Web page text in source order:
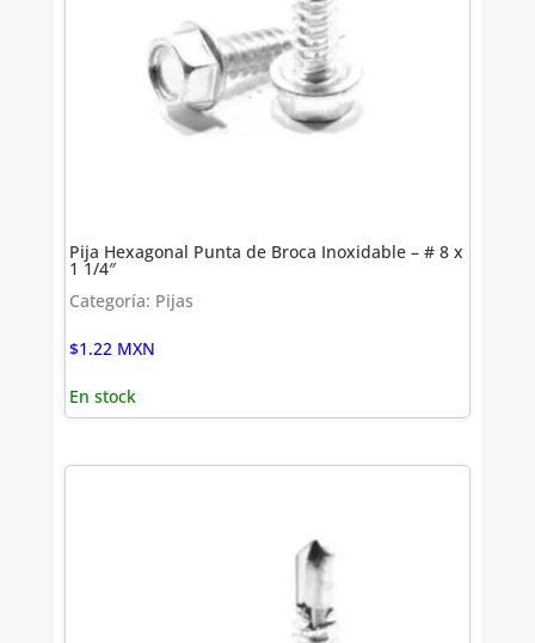
Pija Hexagonal Punta de Broca Inoxidable – # 8 x
1 1/4″
Categoría: Pijas
$1.22 MXN
En stock